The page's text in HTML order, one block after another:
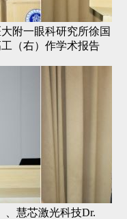
附一眼科研究所徐国
（右）作学术报告
、慧芯激光科技Dr.